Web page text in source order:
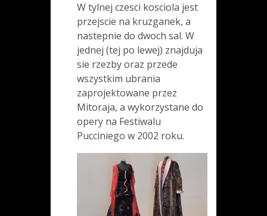
W tylnej czesci kosciola jest
przejscie na kruzganek, a
nastepnie do dwoch sal. W
jednej (tej po lewej) znajduja
sie rzezby oraz przede
wszystkim ubrania
zaprojektowane przez
Mitoraja, a wykorzystane do
opery na Festiwalu
Pucciniego w 2002 roku.